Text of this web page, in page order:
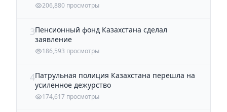
206,880 просмотры
3Пенсионный фонд Казахстана сделал
заявление
186,593 просмотры
4Патрульная полиция Казахстана перешла на
усиленное дежурство
174,617 просмотры